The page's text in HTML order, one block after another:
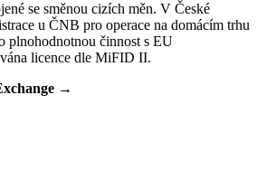
se směnou cizích měn. V České
u ČNB pro operace na domácím trhu
plnohodnotnou činnost s EU
licence dle MiFID II.
→